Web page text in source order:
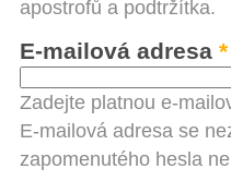
apostrofů a podtržítka.
E-mailová adresa *
Zadejte platnou e-
E-mailová adresa se
zapomenutého hesla